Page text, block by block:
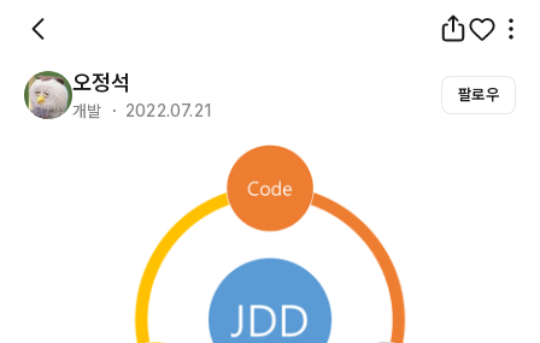
오정석
개발 ・ 2022.07.21
팔로우